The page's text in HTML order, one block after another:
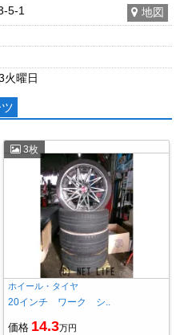
5-1
地図
火曜日
3枚
ホイール・タイヤ
20インチ ワーク シ..
価格 14.3万円